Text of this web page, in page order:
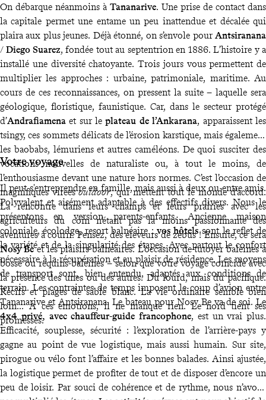
On débarque néanmoins à Tananarive. Une prise de contact dans
la capitale permet une entame un peu inattendue et décalée qui
plaira aux plus jeunes. Déjà étonné, on s’envole pour Antsiranana
/ Diego Suarez, fondée tout au septentrion en 1886. L’histoire y a
installé une diversité chatoyante. Trois jours vous permettent de
multiplier les approches : urbaine, patrimoniale, maritime. Au
cours de ces reconnaissances, on pressent la suite – laquelle sera
géologique, floristique, faunistique. Car, dans le secteur protégé
d’Andrafiamena et sur le plateau de l’Ankarana, apparaissent les
tsingy, ces sommets délicats de l’érosion karstique, mais également
les baobabs, lémuriens et autres caméléons. De quoi susciter des
vocations nouvelles de naturaliste ou, à tout le moins, de
l’enthousiasme devant une nature hors normes. C’est l’occasion de
magnifiques viréesoutdoor, qui mettent tout le monde d’accord.
La rencontre dans leurs champs et leurs prairies avec les
agriculteurs du coin n’étant pas la moins passionnante des
aventures à courir. Pensez, des éleveurs de zébus ! Ensuite, ce sera
Nosy Beet les plaisirs balnéaires. L’occasion de tutoyer baleines à
bosse ou requins-baleines – selon que votre voyage coïncide avec
la présence des unes ou des autres. Du lourd, mais du pacifique.
Récifs et plages de sable blanc. La vie ordinaire semble bien
loin... À ces émotions, il ne manque rien. Le nord tient ses
promesses.
Votre voyage
Il peut s'entreprendre en famille, mais aussi à deux ou entre amis.
Polyvalent et aisément adaptable à des effectifs divers. Nous le
présentons en version parents-enfants. Ancienne maison
coloniale, écolodge, resort balnéaire :vos hôtelssont le reflet de
la variété et de la singularité des étapes. Avec partout le confort
nécessaire à la récupération et au plaisir de résidence. Les moyens
de transport sont, bien entendu, adaptés aux conditions de
terrain. Les contraintes de temps imposent le coup d’avion entre
Tananarive et Antsiranana. Le bateau pour Nosy Be va de soi. Le
4x4 privé, avec chauffeur-guide francophone, est un vrai plus.
Efficacité, souplesse, sécurité : l’exploration de l’arrière-pays y
gagne au point de vue logistique, mais aussi humain. Sur site,
pirogue ou vélo font l’affaire et les bonnes balades. Ainsi ajustée,
la logistique permet de profiter de tout et de disposer d’encore un
peu de loisir. Par souci de cohérence et de rythme, nous n’avons